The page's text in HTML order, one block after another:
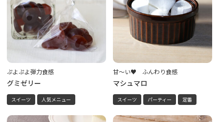
ぷよぷよ弾力食感
グミゼリー
スイーツ 人気メニュー
甘～い♥ ふんわり食感
マシュマロ
スイーツ パーティー 定番